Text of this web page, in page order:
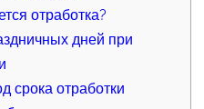
отработка?
дней при
срока отработки